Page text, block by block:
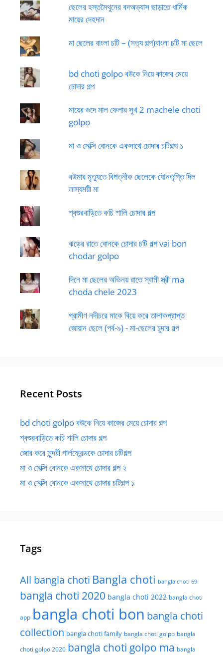
ছেলের হস্তমৈথুনের বদঅভ্যাস ছাড়াতে ধার্মিক
মায়ের দেহদান
মা ছেলের বাংলা চটি – (সত্য গল্প)বাংলা চটি মা ছেলে
bd choti golpo বউকে নিয়ে কাজের মেয়ে
চোদার গল্প
মায়ের গুদে মাল ফেলার সুখ 2 machele choti
golpo
মা ও সেক্সি বোনকে একসাথে চোদার চটিগল্প ১
বউমার মৃত্যুতে বিপত্নীক ছেলেকে যৌনতৃপ্তি দিল
লাস্যময়ী মা
শ্বশুরবাড়িতে কচি শালি চোদার গল্প
ঝড়ের রাতে বোনকে চোদার চটি গল্প vai bon
chodar golpo
দিনে মা ছেলের অভিনয় রাতে স্বামী স্ত্রী ma
choda chele 2023
গ্রামীণ নদীচরে মাকে বিয়ে করে তালাকপ্রাপ্ত
জোয়ান ছেলে (পর্ব-৯) - মা-ছেলের চুদার গল্প
Recent Posts
bd choti golpo বউকে নিয়ে কাজের মেয়ে চোদার গল্প
শ্বশুরবাড়িতে কচি শালি চোদার গল্প
জোর করে সুন্দরী গার্লফ্রেন্ডকে চোদার চটিগল্প
মা ও সেক্সি বোনকে একসাথে চোদার গল্প ২
মা ও সেক্সি বোনকে একসাথে চোদার চটিগল্প ১
Tags
All bangla choti Bangla choti bangla choti 69
bangla choti 2020 bangla choti 2022 bangla choti
app bangla choti bon bangla choti
collection bangla choti family bangla choti golpo bangla
choti golpo 2020 bangla choti golpo ma bangla